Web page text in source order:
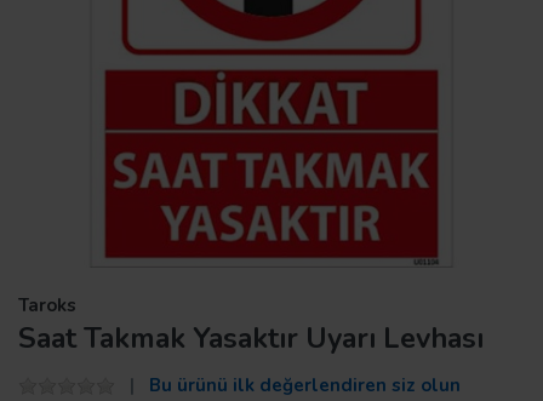
Taroks
Saat Takmak Yasaktır Uyarı Levhası
Bu ürünü ilk değerlendiren siz olun